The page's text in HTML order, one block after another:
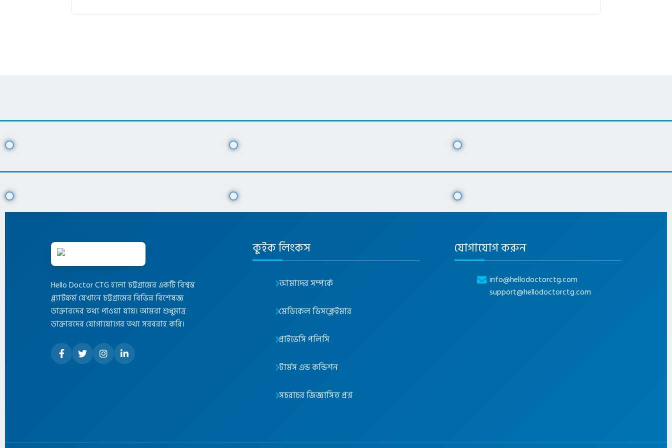
Hello Doctor CTG হলো চট্টগ্রামের একটি বিশ্বস্ত
প্ল্যাটফর্ম যেখানে চট্টগ্রামের বিভিন্ন বিশেষজ্ঞ
ডাক্তারদের তথ্য পাওয়া যায়। আমরা শুধুমাত্র
ডাক্তারদের যোগাযোগের তথ্য সরবরাহ করি।
কুইক লিংকস
আমাদের সম্পর্কে
মেডিকেল ডিসক্লেইমার
প্রাইভেসি পলিসি
টার্মস এন্ড কন্ডিশন
সচরাচর জিজ্ঞাসিত প্রশ্ন
যোগাযোগ করুন
info@hellodoctorctg.com
support@hellodoctorctg.com